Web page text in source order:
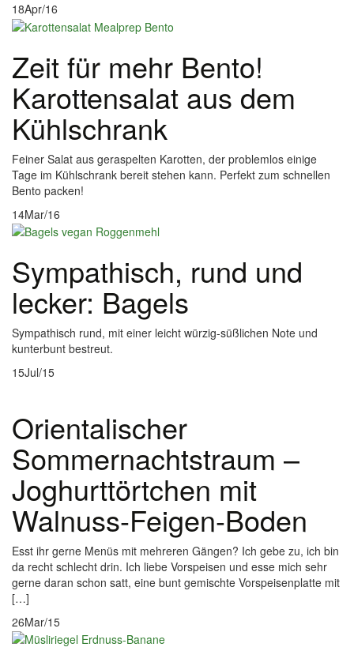
18Apr/16
Zeit für mehr Bento!
Karottensalat aus dem
Kühlschrank
Feiner Salat aus geraspelten Karotten, der problemlos einige
Tage im Kühlschrank bereit stehen kann. Perfekt zum schnellen
Bento packen!
14Mar/16
Sympathisch, rund und
lecker: Bagels
Sympathisch rund, mit einer leicht würzig-süßlichen Note und
kunterbunt bestreut.
15Jul/15
Orientalischer
Sommernachtstraum –
Joghurttörtchen mit
Walnuss-Feigen-Boden
Esst ihr gerne Menüs mit mehreren Gängen? Ich gebe zu, ich bin
da recht schlecht drin. Ich liebe Vorspeisen und esse mich sehr
gerne daran schon satt, eine bunt gemischte Vorspeisenplatte mit
[…]
26Mar/15